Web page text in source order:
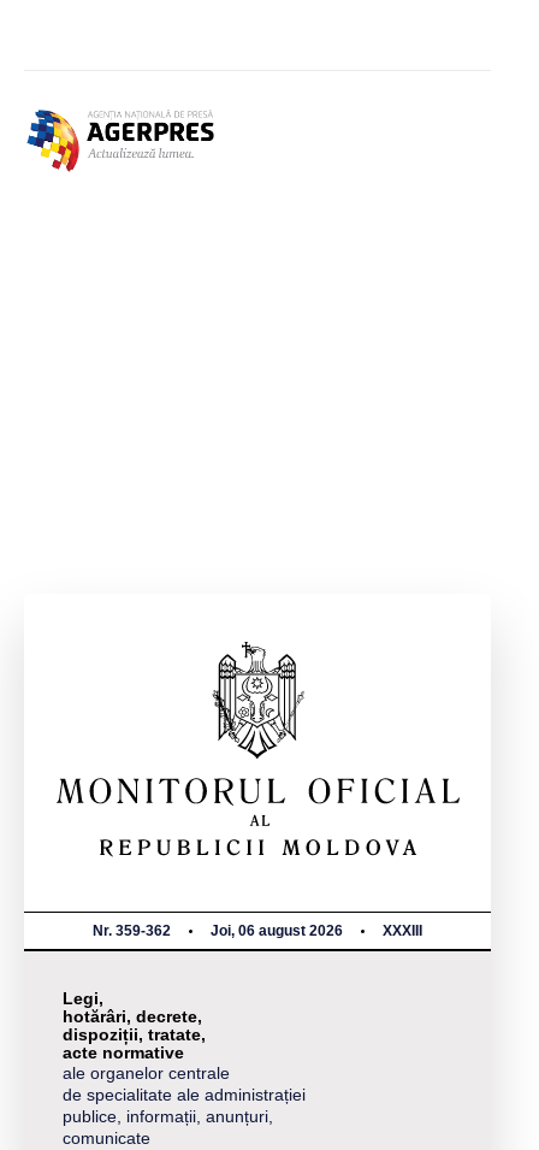
Nr. 359-362 Joi, 06 august 2026 XXXIII
Legi,
hotărâri, decrete,
dispoziții, tratate,
acte normative
ale organelor centrale
de specialitate ale administrației
publice, informații, anunțuri,
comunicate